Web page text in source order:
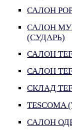
САЛОН
САЛОН
(СУДАРЬ)
САЛОН
САЛОН
СКЛАД
САЛОН